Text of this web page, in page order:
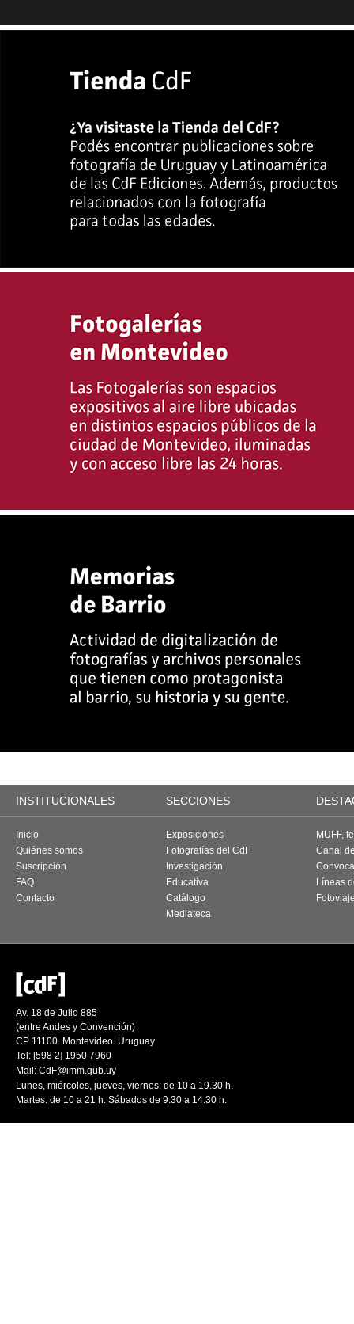
INSTITUCIONALES SECCIONES
Inicio
Quiénes somos
Suscripción
FAQ
Contacto
Exposiciones
Fotografías del CdF
Investigación
Educativa
Catálogo
Mediateca
MUFF,
Canal
Líneas
Av. 18 de Julio 885
(entre Andes y Convención)
CP 11100. Montevideo. Uruguay
Tel: [598 2] 1950 7960
Mail: CdF@imm.gub.uy
Lunes, miércoles, jueves, viernes: de 10 a 19.30 h.
Martes: de 10 a 21 h. Sábados de 9.30 a 14.30 h.